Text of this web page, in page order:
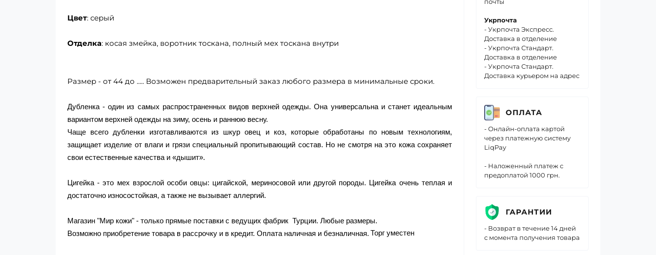
Цвет: серый
Отделка: косая змейка, воротник тоскана, полный мех тоскана внутри
Размер - от 44 до ..... Возможен предварительный заказ любого размера в минимальные сроки.
Дубленка - один из самых распространенных видов верхней одежды. Она универсальна и станет идеальным
вариантом верхней одежды на зиму, осень и раннюю весну.
Чаще всего дубленки изготавливаются из шкур овец и коз, которые обработаны по новым технологиям,
защищает изделие от влаги и грязи специальный пропитывающий состав. Но не смотря на это кожа сохраняет
свои естественные качества и «дышит».
Цигейка - это мех взрослой особи овцы: цигайской, мериносовой или другой породы. Цигейка очень теплая и
достаточно износостойкая, а также не вызывает аллергий.
Магазин "Мир кожи" - только прямые поставки с ведущих фабрик Турции. Любые размеры.
Возможно приобретение товара в рассрочку и в кредит. Оплата наличная и безналичная. Торг уместен
Укрпочта
- Укрпочта Экспресс.
Доставка в отделение
- Укрпочта Стандарт.
Доставка в отделение
- Укрпочта Стандарт.
Доставка курьером на адрес
ОПЛАТА
- Онлайн-оплата картой
через платежную систему
LiqPay
- Наложенный платеж с
предоплатой 1000 грн.
ГАРАНТИИ
- Возврат в течение 14 дней
с момента получения товара